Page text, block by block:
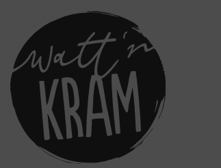
Zur Hauptnavigation springen